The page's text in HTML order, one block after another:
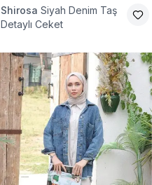
Shirosa Siyah Denim Taş
Detaylı Ceket